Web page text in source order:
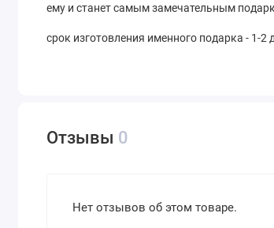
ему и станет самым замечательным
срок изготовления именного подарка - 1-
Отзывы 0
Нет отзывов об этом товаре.